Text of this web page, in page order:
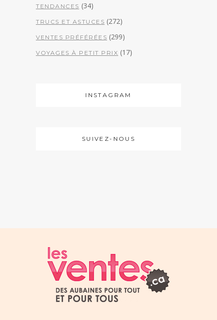
TENDANCES (34)
TRUCS ET ASTUCES (272)
VENTES PRÉFÉRÉES (299)
VOYAGES À PETIT PRIX (17)
INSTAGRAM
SUIVEZ-NOUS